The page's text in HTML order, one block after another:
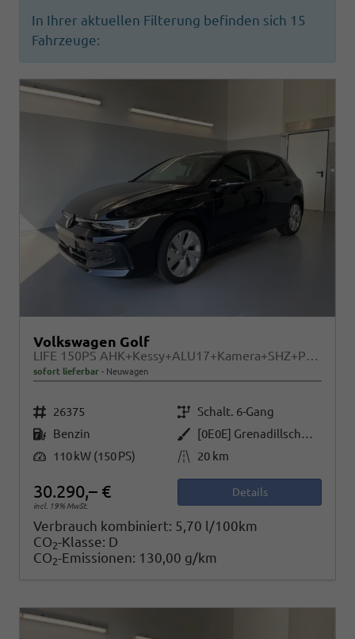
In Ihrer aktuellen Filterung befinden sich 15
Fahrzeuge:
Volkswagen Golf
LIFE 150PS AHK+Kessy+ALU17+Kamera+SHZ+Parklenk+Alarm
sofort lieferbar Neuwagen
Fahrzeugnr. 26375 Getriebe Schalt. 6-Gang
Kraftstoff Benzin Außenfarbe
[0E0E] Grenadillschwarz Metallic
Leistung 110 kW (150 PS) Kilometerstand 20 km
30.290,– €
incl. 19% MwSt.
Details
Verbrauch kombiniert: 5,70 l/100km
CO2-Klasse: D
CO2-Emissionen: 130,00 g/km